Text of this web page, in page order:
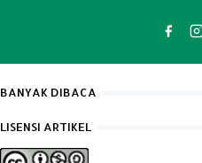
BANYAK DIBACA
LISENSI ARTIKEL